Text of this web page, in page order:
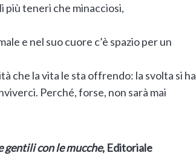
più teneri che minacciosi,
e nel suo cuore c’è spazio per un
che la vita le sta offrendo: la svolta si ha
Perché, forse, non sarà mai
gentili con le mucche, Editoriale